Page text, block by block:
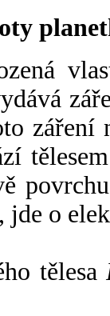
záření
jde o
tělesa